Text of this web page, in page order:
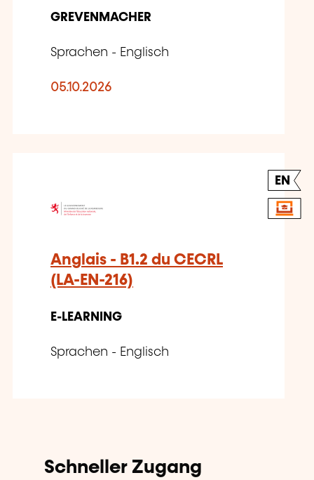
GREVENMACHER
Sprachen - Englisch
05.10.2026
EN
Anglais - B1.2 du CECRL
(LA-EN-216)
E-LEARNING
Sprachen - Englisch
Schneller Zugang